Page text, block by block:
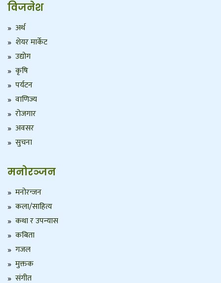
विजनेश
अर्थ
शेयर मार्केट
उद्योग
कृषि
पर्यटन
वाणिज्य
रोजगार
अवसर
सुचना
मनोरञ्जन
मनोरन्जन
कला/साहित्य
कथा र उपन्यास
कबिता
गजल
मुक्तक
संगीत